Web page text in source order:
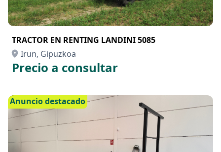
TRACTOR EN RENTING LANDINI 5085
Irun, Gipuzkoa
Precio a consultar
Anuncio destacado